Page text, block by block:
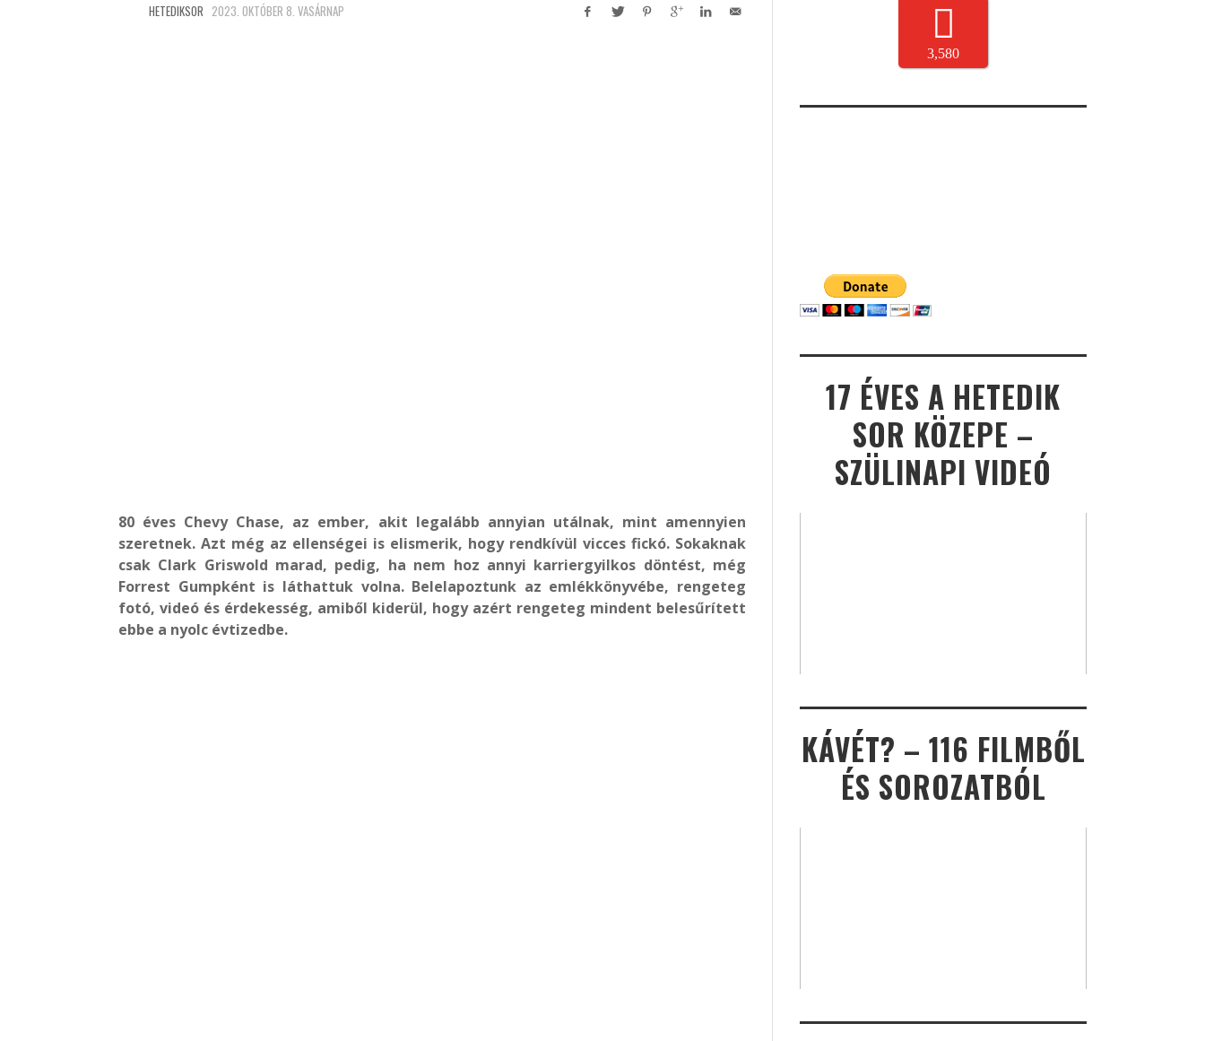
HETEDIKSOR 2023. OKTÓBER 8. VASÁRNAP
80 éves Chevy Chase, az ember, akit legalább annyian utálnak, mint amennyien
szeretnek. Azt még az ellenségei is elismerik, hogy rendkívül vicces fickó. Sokaknak
csak Clark Griswold marad, pedig, ha nem hoz annyi karriergyilkos döntést, még
Forrest Gumpként is láthattuk volna. Belelapoztunk az emlékkönyvébe, rengeteg
fotó, videó és érdekesség, amiből kiderül, hogy azért rengeteg mindent belesűrített
ebbe a nyolc évtizedbe.
3,580
17 ÉVES A HETEDIK
SOR KÖZEPE –
SZÜLINAPI VIDEÓ
KÁVÉT? – 116 FILMBŐL
ÉS SOROZATBÓL